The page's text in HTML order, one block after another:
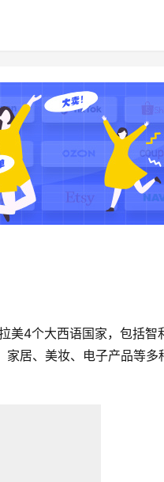
4个大西语国家，包括智
家居、美妆、电子产品等多